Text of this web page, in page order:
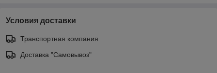
Условия доставки
Транспортная компания
Доставка "Самовывоз"